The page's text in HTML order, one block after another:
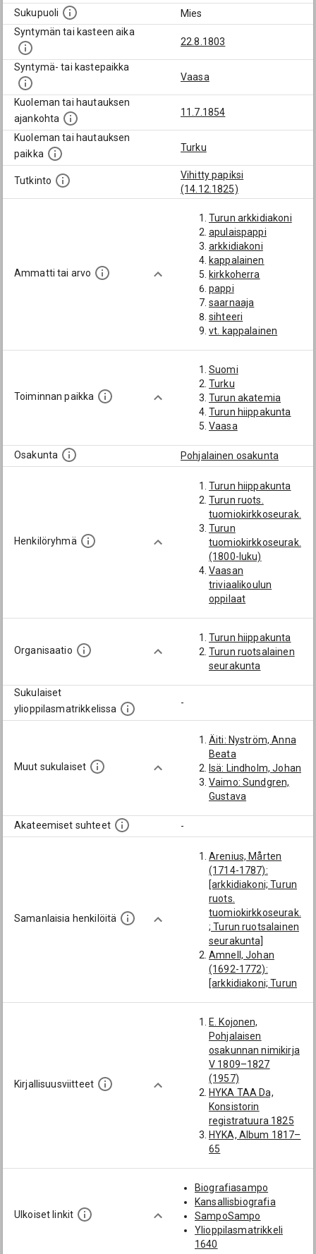
Sukupuoli
Mies
Syntymän tai kasteen aika
22.8.1803
Syntymä- tai kastepaikka
Vaasa
Kuoleman tai hautauksen
ajankohta
11.7.1854
Kuoleman tai hautauksen
paikka
Turku
Tutkinto
Vihitty papiksi
(14.12.1825)
Ammatti tai arvo
Turun arkkidiakoni
apulaispappi
arkkidiakoni
kappalainen
kirkkoherra
pappi
saarnaaja
sihteeri
vt. kappalainen
Toiminnan paikka
Suomi
Turku
Turun akatemia
Turun hiippakunta
Vaasa
Osakunta Pohjalainen osakunta
Henkilöryhmä
Turun hiippakunta
Turun ruots.
tuomiokirkkoseurak.
Turun
tuomiokirkkoseurak.
(1800-luku)
Vaasan
triviaalikoulun
oppilaat
Organisaatio
Turun hiippakunta
Turun ruotsalainen
seurakunta
Sukulaiset
ylioppilasmatrikkelissa
-
Muut sukulaiset
Äiti: Nyström, Anna
Beata
Isä: Lindholm, Johan
Vaimo: Sundgren,
Gustava
Akateemiset suhteet -
Samanlaisia henkilöitä
Arenius, Mårten
(1714-1787):
[arkkidiakoni; Turun
ruots.
tuomiokirkkoseurak.
; Turun ruotsalainen
seurakunta]
Amnell, Johan
(1692-1772):
[arkkidiakoni; Turun
; Turun ruotsalainen
seurakunta]
Brunnerus, Johan
(1749-1783): [Turun
ruots.
tuomiokirkkoseurak.
; Turun ruotsalainen
seurakunta]
Haartman, Gustaf
(1715-1781):
[arkkidiakoni; Turun
tuomiokirkkoseurak.
; Turun ruotsalainen
seurakunta]
Nordqvist, Matias
(1754-1846):
Kirjallisuusviitteet
E. Kojonen,
Pohjalaisen
osakunnan nimikirja
V 1809–1827
(1957)
HYKA TAA Da,
Konsistorin
registratuura 1825
HYKA, Album 1817–
65
kirkon
paimenmuisto
O. Wanne, Liber
scholae Wasensis
1722–1830. SSJ 18
Ulkoiset linkit
Biografiasampo
Kansallisbiografia
SampoSampo
Ylioppilasmatrikkeli
1640